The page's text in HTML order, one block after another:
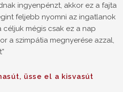
ingyenpénzt, akkor ez a fajta
feljebb nyomni az ingatlanok
mégis csak ez a nap
a szimpátia megnyerése azzal,
üsse el a kisvasút